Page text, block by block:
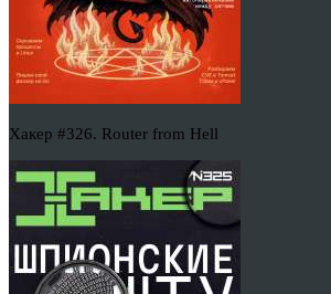
Хакер #326. Router from Hell